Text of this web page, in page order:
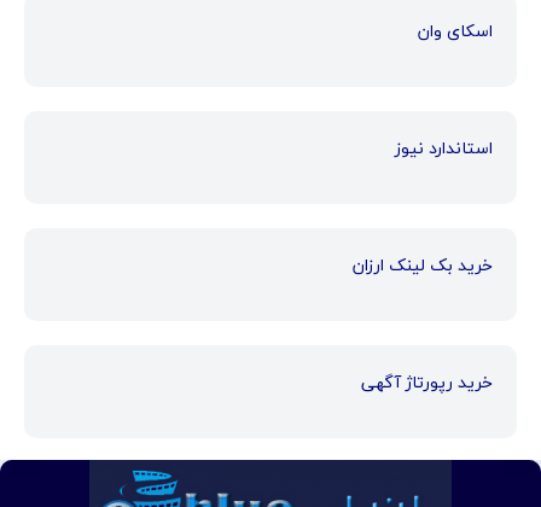
اسکای وان
استاندارد نیوز
خرید بک لینک ارزان
خرید رپورتاژ آگهی